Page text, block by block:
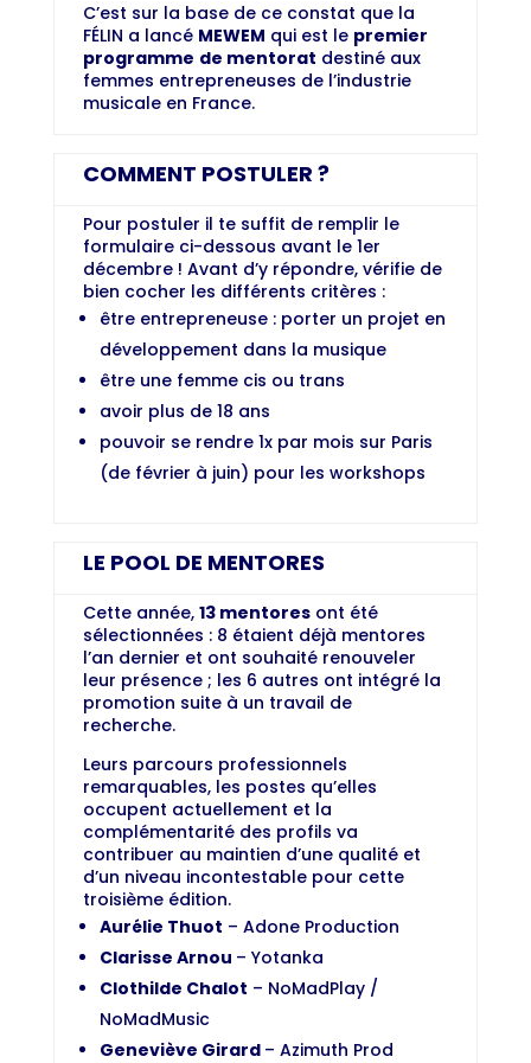
C’est sur la base de ce constat que la
FÉLIN a lancé MEWEM qui est le premier
programme de mentorat destiné aux
femmes entrepreneuses de l’industrie
musicale en France.
COMMENT POSTULER ?
Pour postuler il te suffit de remplir le
formulaire ci-dessous avant le 1er
décembre ! Avant d’y répondre, vérifie de
bien cocher les différents critères :
être entrepreneuse : porter un projet en
développement dans la musique
être une femme cis ou trans
avoir plus de 18 ans
pouvoir se rendre 1x par mois sur Paris
(de février à juin) pour les workshops
LE POOL DE MENTORES
Cette année, 13 mentoresont été
sélectionnées : 8 étaient déjà mentores
l’an dernier et ont souhaité renouveler
leur présence ; les 6 autres ont intégré la
promotion suite à un travail de
recherche.
Leurs parcours professionnels
remarquables, les postes qu’elles
occupent actuellement et la
complémentarité des profils va
contribuer au maintien d’une qualité et
d’un niveau incontestable pour cette
troisième édition.
Aurélie Thuot – Adone Production
Clarisse Arnou – Yotanka
Clothilde Chalot – NoMadPlay /
NoMadMusic
Geneviève Girard – Azimuth Prod